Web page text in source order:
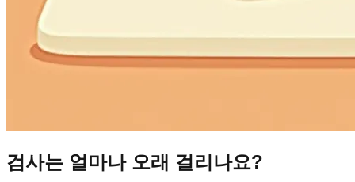
검사는 얼마나 오래 걸리나요?